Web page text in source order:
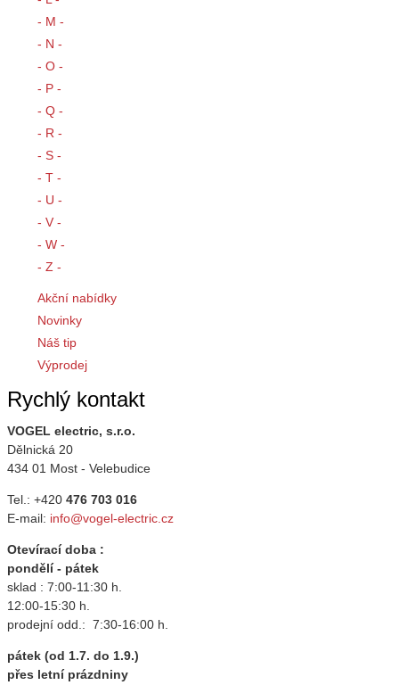
- M -
- N -
- O -
- P -
- Q -
- R -
- S -
- T -
- U -
- V -
- W -
- Z -
Akční nabídky
Novinky
Náš tip
Výprodej
Rychlý kontakt
VOGEL electric, s.r.o.
Dělnická 20
434 01 Most - Velebudice
Tel.: +420 476 703 016
E-mail: info@vogel-electric.cz
Otevírací doba :
pondělí - pátek
sklad : 7:00-11:30 h.
12:00-15:30 h.
prodejní odd.: 7:30-16:00 h.
pátek (od 1.7. do 1.9.)
přes letní prázdniny